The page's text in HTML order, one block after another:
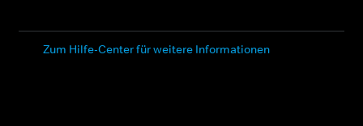
Zum Hilfe-Center für weitere Informationen